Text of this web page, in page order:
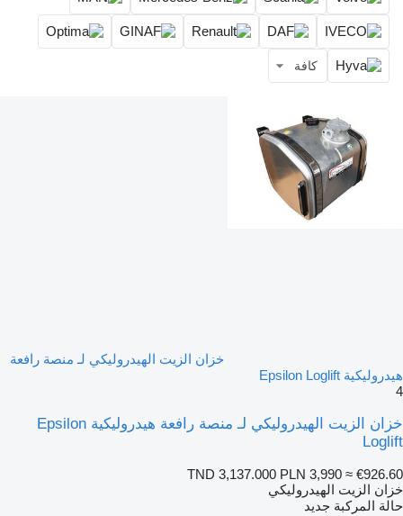
كافة
خزان الزيت الهيدروليكي لـ منصة رافعة
هيدروليكية Epsilon Loglift
4
خزان الزيت الهيدروليكي لـ منصة رافعة هيدروليكية Epsilon
Loglift
TND 3,137.000 PLN 3,990 ≈ €926.60
خزان الزيت الهيدروليكي
حالة المركبة جديد